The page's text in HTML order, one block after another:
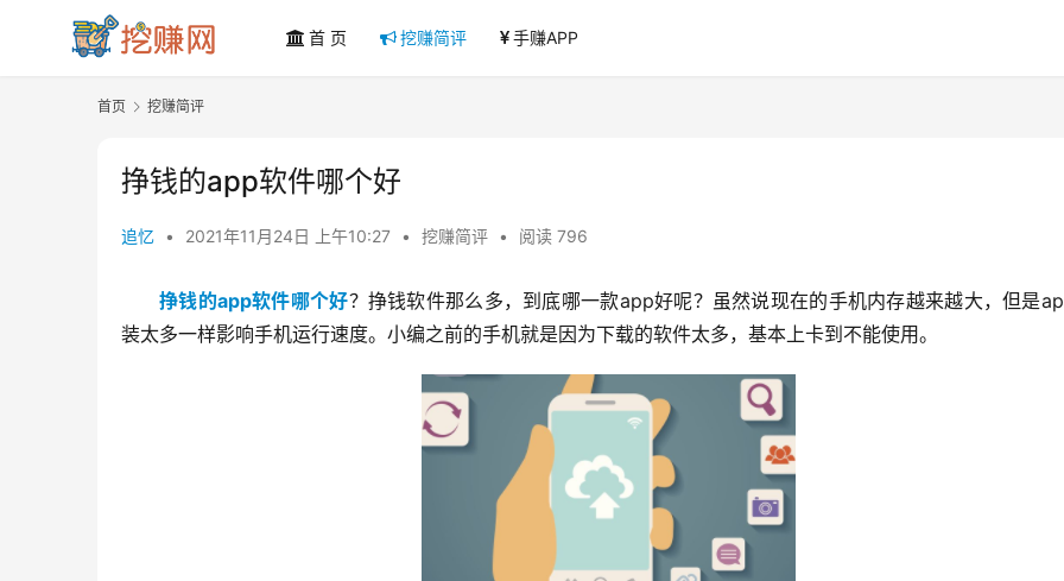
首 页 挖赚简评 手赚APP
首页 挖赚简评
挣钱的app软件哪个好
追忆 • 2021年11月24日 上午10:27 • 挖赚简评 • 阅读 796
挣钱的app软件哪个好？挣钱软件那么多，到底哪一款app好呢？虽然说现在的手机内存越来越大，但是
装太多一样影响手机运行速度。小编之前的手机就是因为下载的软件太多，基本上卡到不能使用。